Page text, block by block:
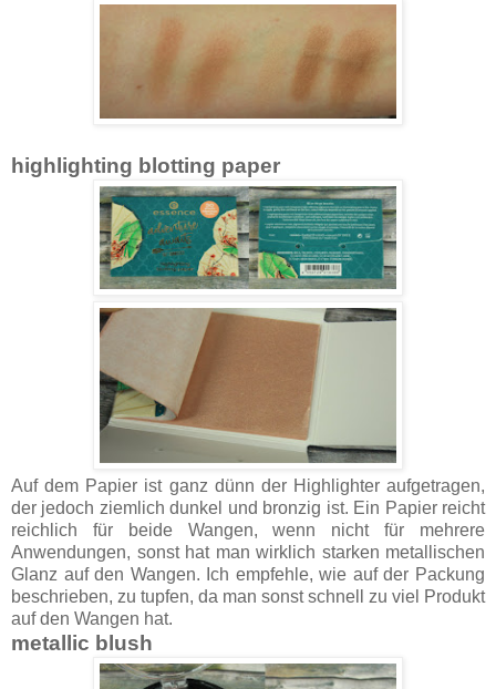
highlighting blotting paper
Auf dem Papier ist ganz dünn der Highlighter aufgetragen,
der jedoch ziemlich dunkel und bronzig ist. Ein Papier reicht
reichlich für beide Wangen, wenn nicht für mehrere
Anwendungen, sonst hat man wirklich starken metallischen
Glanz auf den Wangen. Ich empfehle, wie auf der Packung
beschrieben, zu tupfen, da man sonst schnell zu viel Produkt
auf den Wangen hat.
metallic blush